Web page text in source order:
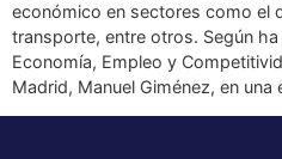
económico en sectores como el
transporte, entre otros. Según
Economía, Empleo y
Madrid, Manuel Giménez, en